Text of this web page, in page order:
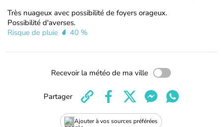
Très nuageux avec possibilité de foyers orageux.
Possibilité d'averses.
Risque de pluie
40 %
Recevoir la météo de ma ville
Ajouter à vos sources préférées
Partager